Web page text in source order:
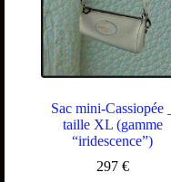
Sac mini-Cassiopée _
taille XL (gamme
“iridescence”)
297 €